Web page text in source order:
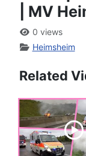
| MV
0 views
Heimsheim
Related